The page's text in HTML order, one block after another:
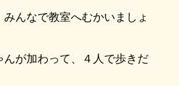
みんなで教室へむかいましょ
が加わって、４人で歩きだ